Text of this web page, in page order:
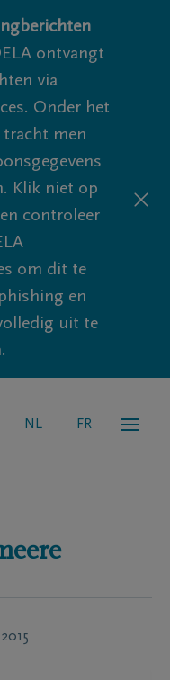
ontvangt
via
Onder het
tracht men
Klik niet op
controleer
om dit te
en
uit te
NL FR